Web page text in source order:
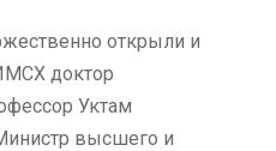
открыли и
доктор
Уктам
высшего и